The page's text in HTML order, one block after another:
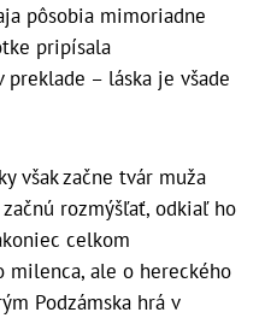
pôsobia mimoriadne
pripísala
preklade – láska je všade
však začne tvár muža
rozmýšľať, odkiaľ ho
celkom
milenca, ale o hereckého
Podzámska hrá v